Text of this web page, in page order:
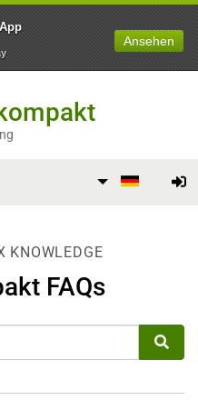
Ansehen
KNOWLEDGE
FAQs